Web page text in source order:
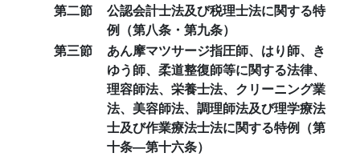
第二節
公認会計士法及び税理士法に関する特
例（第八条・第九条）
第三節
あん摩マツサージ指圧師、はり師、き
ゆう師、柔道整復師等に関する法律、
理容師法、栄養士法、クリーニング業
法、美容師法、調理師法及び理学療法
士及び作業療法士法に関する特例（第
十条―第十六条）